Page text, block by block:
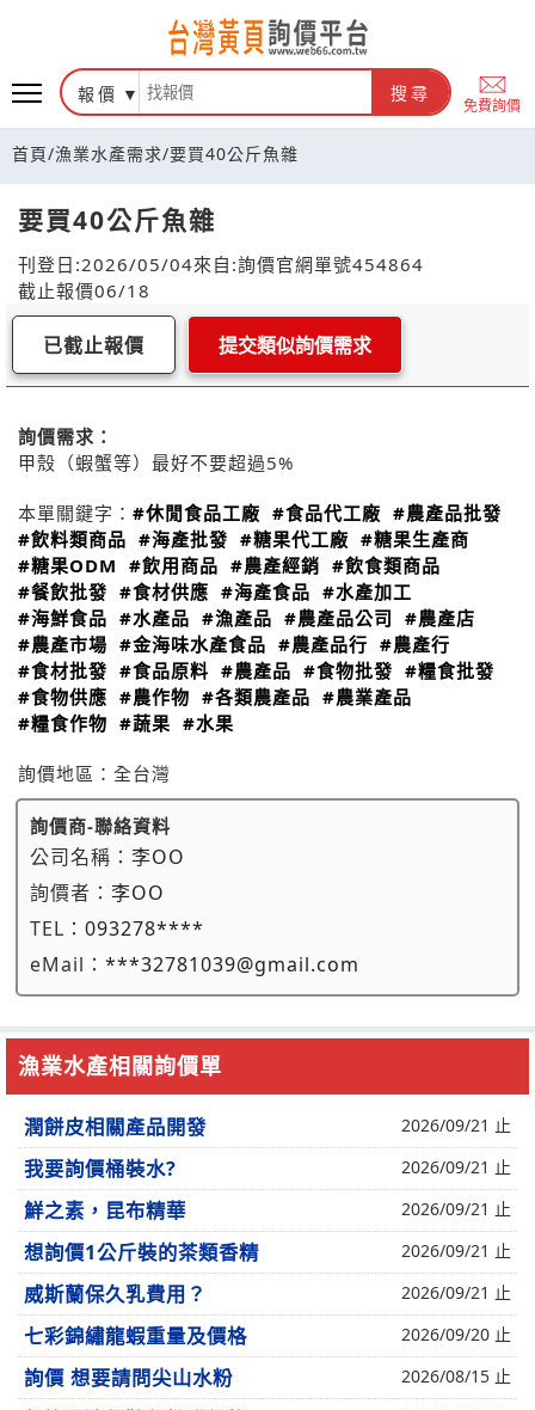
報價 搜尋
免費詢價
首頁/漁業水產需求/要買40公斤魚雜
要買40公斤魚雜
刊登日:2026/05/04來自:詢價官網單號454864
截止報價06/18
已截止報價 提交類似詢價需求
詢價需求：
甲殼（蝦蟹等）最好不要超過5%
本單關鍵字： #休閒食品工廠 #食品代工廠 #農產品批發
#飲料類商品 #海產批發 #糖果代工廠 #糖果生產商
#糖果ODM #飲用商品 #農產經銷 #飲食類商品
#餐飲批發 #食材供應 #海產食品 #水產加工
#海鮮食品 #水產品 #漁產品 #農產品公司 #農產店
#農產市場 #金海味水產食品 #農產品行 #農產行
#食材批發 #食品原料 #農產品 #食物批發 #糧食批發
#食物供應 #農作物 #各類農產品 #農業產品
#糧食作物 #蔬果 #水果
詢價地區： 全台灣
詢價商-聯絡資料
公司名稱： 李OO
詢價者： 李OO
TEL： 093278****
eMail： ***32781039@gmail.com
漁業水產相關詢價單
潤餅皮相關產品開發 2026/09/21 止
我要詢價桶裝水? 2026/09/21 止
鮮之素，昆布精華 2026/09/21 止
想詢價1公斤裝的茶類香精 2026/09/21 止
威斯蘭保久乳費用？ 2026/09/21 止
七彩錦繡龍蝦重量及價格 2026/09/20 止
詢價 想要請問尖山水粉 2026/08/15 止